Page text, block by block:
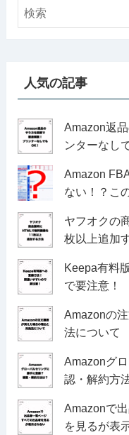
人気の記事
Amazon返
ンターなし
Amazon
ない！？こ
ヤフオクの
枚以上追加
Keepa有料
で要注意！
Amazonの
法について
Amazonグ
認・解約方
Amazonで
を見るが表